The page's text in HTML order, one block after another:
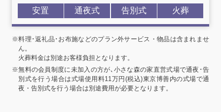
安置 通夜式 告別式 火葬
※料理･返礼品･お布施などのプラン外サービス・物品は含まれませ
ん。
火葬料金は別途お客様負担となります。
※無料の会員制度に未加入の方が､小さな森の家直営式場で通夜･告
別式を行う場合は式場使用料11万円(税込)東京博善内の式場で通
夜・告別式を行う場合は別途費用が必要となります。